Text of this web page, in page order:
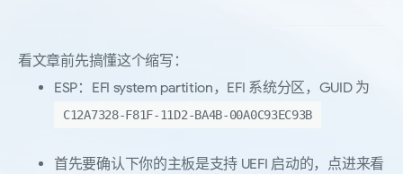
看文章前先搞懂这个缩写：
ESP：EFI system partition，EFI 系统分区，GUID 为
C12A7328-F81F-11D2-BA4B-00A0C93EC93B
首先要确认下你的主板是支持 UEFI 启动的，点进来看